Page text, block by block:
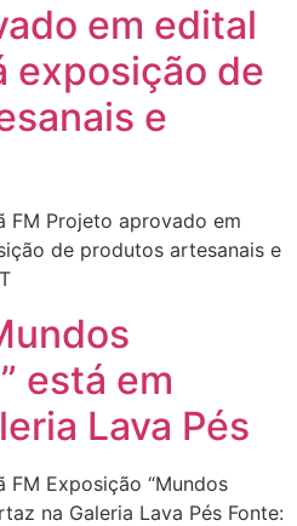
em edital
exposição de
e
FM Projeto aprovado em
de produtos artesanais e
está em
Lava Pés
FM Exposição “Mundos
na Galeria Lava Pés Fonte: